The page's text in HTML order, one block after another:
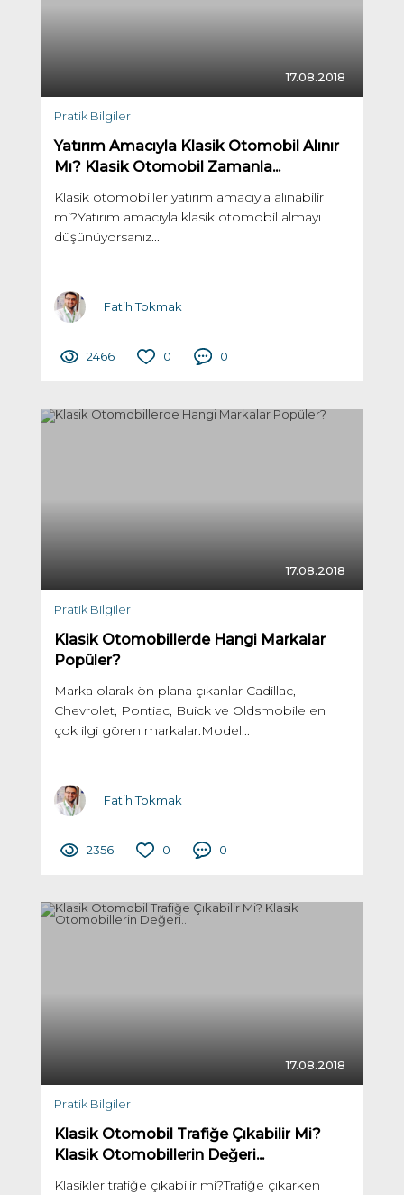
17.08.2018
Pratik Bilgiler
Yatırım Amacıyla Klasik Otomobil Alınır
Mı? Klasik Otomobil Zamanla...
Klasik otomobiller yatırım amacıyla alınabilir
mi?Yatırım amacıyla klasik otomobil almayı
düşünüyorsanız...
Fatih Tokmak
2466 0 0
17.08.2018
Pratik Bilgiler
Klasik Otomobillerde Hangi Markalar
Popüler?
Marka olarak ön plana çıkanlar Cadillac,
Chevrolet, Pontiac, Buick ve Oldsmobile en
çok ilgi gören markalar.Model...
Fatih Tokmak
2356 0 0
17.08.2018
Pratik Bilgiler
Klasik Otomobil Trafiğe Çıkabilir Mi?
Klasik Otomobillerin Değeri...
Klasikler trafiğe çıkabilir mi?Trafiğe çıkarken